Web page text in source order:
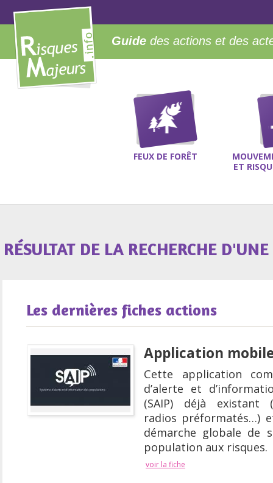
Guide des actions et des
FEUX DE FORÊT
ET
RÉSULTAT DE LA RECHERCHE
Les dernières fiches actions
Application
Cette application
d’alerte et
(SAIP) déjà existant
radios préformatés…)
démarche globale de
population aux risques.
voir la fiche